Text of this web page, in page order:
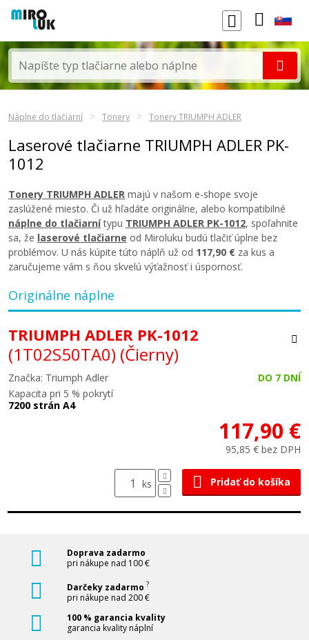
Náplne do tlačiarní Tonery Tonery TRIUMPH ADLER
Laserové tlačiarne TRIUMPH ADLER PK-
1012
Tonery TRIUMPH ADLER majú v našom e-shope svoje
zaslúžené miesto. Či už hľadáte originálne, alebo kompatibilné
náplne do tlačiarnítypu TRIUMPH ADLER PK-1012, spoľahnite
sa, že laserové tlačiarne od Miroluku budú tlačiť úplne bez
problémov. U nás kúpite túto náplň už od 117,90 € za kus a
zaručujeme vám s ňou skvelú výťažnosť i úspornosť.
Originálne náplne
TRIUMPH ADLER PK-1012
(1T02S50TA0) (Čierny)
Značka: Triumph Adler
DO 7 DNÍ
Kapacita pri 5 % pokrytí
7200 strán A4
117,90 €
95,85 € bez DPH
ks Pridať do košíka
Doprava zadarmo
pri nákupe nad 100 €
Darčeky zadarmo ?
pri nákupe nad 200 €
100 % garancia kvality
garancia kvality náplní